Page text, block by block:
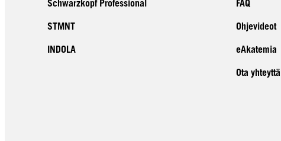
Schwarzkopf Professional
STMNT
INDOLA
FAQ
Ohjevideot
eAkatemia
Ota yhteyttä